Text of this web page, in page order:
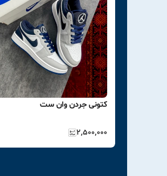
کتونی جردن وان ست
۲٬۵۰۰٬۰۰۰